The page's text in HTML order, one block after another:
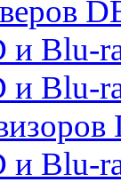
и Blu-
Blu-
и Blu-